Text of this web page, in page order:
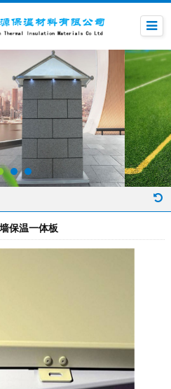
保温一体板